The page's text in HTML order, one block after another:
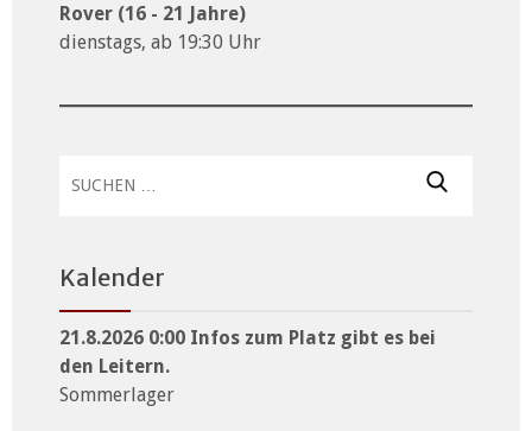
Rover (16 - 21 Jahre)
dienstags, ab 19:30 Uhr
nach:
Kalender
21.8.2026 0:00 Infos zum Platz gibt es bei
den Leitern.
Sommerlager